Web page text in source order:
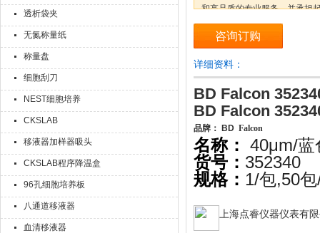
透析袋夹
无氮称量纸
称量盘
细胞刮刀
NEST细胞培养
CKSLAB
移液器加样器吸头
CKSLAB程序降温盒
96孔细胞培养板
八通道移液器
血清移液器
和高品质的专业服务，并承担
推动生命科学事业的发展。优
咨询订购
详细资料：
BD Falcon
BD Falcon
品牌： BD Falcon
名称： 40μm/蓝
货号： 352340
规格： 1/包,50
上海点睿仪器仪表有